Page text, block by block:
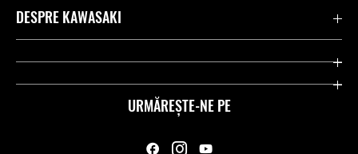
URMĂREȘTE-NE PE
Contactează-ne
Link-uri utile
DESPRE KAWASAKI
Companie